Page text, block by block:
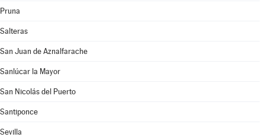
Pruna
Salteras
San Juan de Aznalfarache
Sanlúcar la Mayor
San Nicolás del Puerto
Santiponce
Sevilla